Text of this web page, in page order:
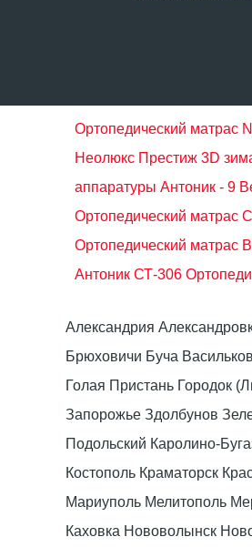
Ортопедический матрас
Неолюкс Престиж 3D
аппаратуры Антоник - 9
Ортопедический матрас
Ортопедический
Антоник СТ-306
Александрия
Брюховичи Буча
Голая Пристань Городок
Запорожье Здолбунов
Подольский Каролино-
Костополь Краматорск
Мариуполь Мелитополь
Каховка Нововолынск